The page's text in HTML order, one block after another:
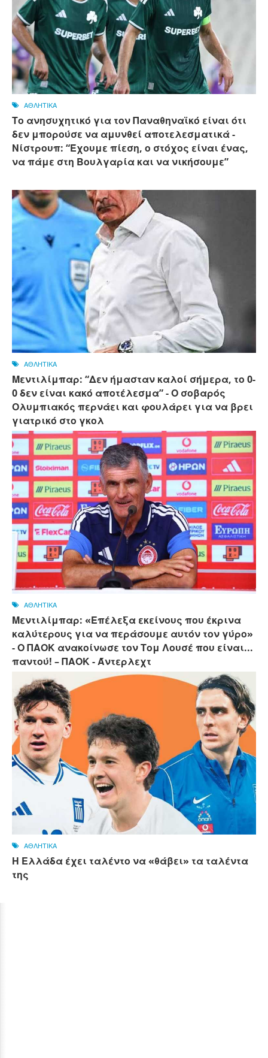
ΑΘΛΗΤΙΚΑ
Το ανησυχητικό για τον Παναθηναϊκό είναι ότι
δεν μπορούσε να αμυνθεί αποτελεσματικά -
Νίστρουπ: “Έχουμε πίεση, ο στόχος είναι ένας,
να πάμε στη Βουλγαρία και να νικήσουμε”
ΑΘΛΗΤΙΚΑ
Μεντιλίμπαρ: “Δεν ήμασταν καλοί σήμερα, το 0-
0 δεν είναι κακό αποτέλεσμα” - Ο σοβαρός
Ολυμπιακός περνάει και φουλάρει για να βρει
γιατρικό στο γκολ
ΑΘΛΗΤΙΚΑ
Μεντιλίμπαρ: «Επέλεξα εκείνους που έκρινα
καλύτερους για να περάσουμε αυτόν τον γύρο»
- Ο ΠΑΟΚ ανακοίνωσε τον Τομ Λουσέ που είναι...
παντού! – ΠΑΟΚ - Άντερλεχτ
ΑΘΛΗΤΙΚΑ
Η Ελλάδα έχει ταλέντο να «θάβει» τα ταλέντα
της